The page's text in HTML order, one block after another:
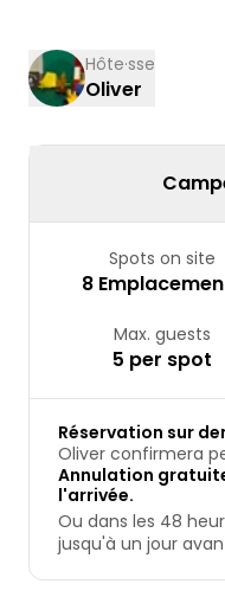
17
24
25
Hôte·sse
Oliver
Spots on site
8
Max. guests
5 per spot
Réservation sur
Oliver confirmera
Annulation
l'arrivée.
Ou dans les 48
jusqu'à un jour